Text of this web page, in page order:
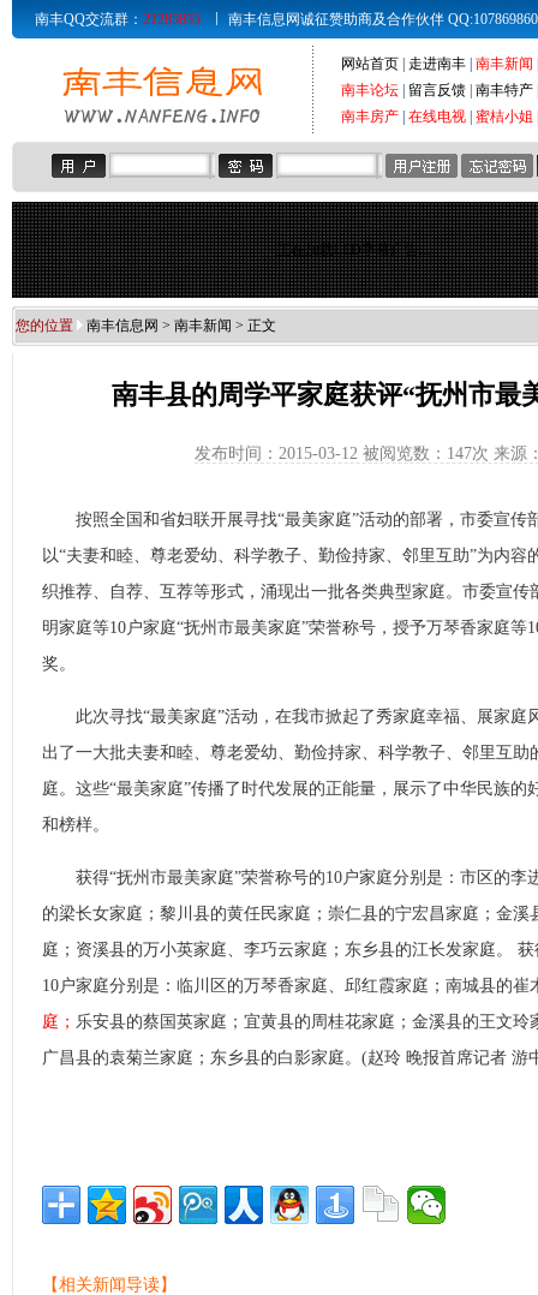
南丰QQ交流群： 21285835 南丰信息网诚征赞助商及合作伙伴
网站首页 走进南丰 南丰新闻
南丰论坛
留言反馈 南丰特产
南丰房产 在线电视 蜜桔小姐
正在加载LED字幕广告...
您的位置 南丰信息网 > 南丰新闻 > 正文
南丰县的周学平家庭获评“抚州市最
发布时间：2015-03-12 被阅览数： 147次 来源
按照全国和省妇联开展寻找“最美家庭”活动的部署，市委宣传
以“夫妻和睦、尊老爱幼、科学教子、勤俭持家、邻里互助”为内容
织推荐、自荐、互荐等形式，涌现出一批各类典型家庭。市委宣传
明家庭等10户家庭“抚州市最美家庭”荣誉称号，授予万琴香家庭等
奖。
此次寻找“最美家庭”活动，在我市掀起了秀家庭幸福、展家庭
出了一大批夫妻和睦、尊老爱幼、勤俭持家、科学教子、邻里互助
庭。这些“最美家庭”传播了时代发展的正能量，展示了中华民族的
和榜样。
获得“抚州市最美家庭”荣誉称号的10户家庭分别是：市区的李
的梁长女家庭；黎川县的黄任民家庭；崇仁县的宁宏昌家庭；金溪
庭；资溪县的万小英家庭、李巧云家庭；东乡县的江长发家庭。
10户家庭分别是：临川区的万琴香家庭、邱红霞家庭；南城县的崔
庭； 乐安县的蔡国英家庭；宜黄县的周桂花家庭；金溪县的王文玲
广昌县的袁菊兰家庭；东乡县的白影家庭。(赵玲 晚报首席记者 游
【相关新闻导读】